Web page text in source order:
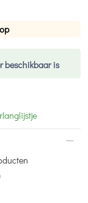
beschikbaar is